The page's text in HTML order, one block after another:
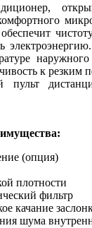
к резким
пульт
(опция)
плотности
фильтр
качание
шума